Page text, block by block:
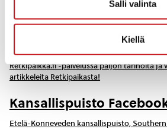
Salli valinta
Kiellä
Metsähallituksen virallinen nettipalvelu,
Etelä-Konneveden kansallispuistosta
Retkipaikka.fi -palvelussa paljon tarinoita ja
artikkeleita Retkipaikasta!
Kansallispuisto
Etelä-Konneveden kansallispuisto,